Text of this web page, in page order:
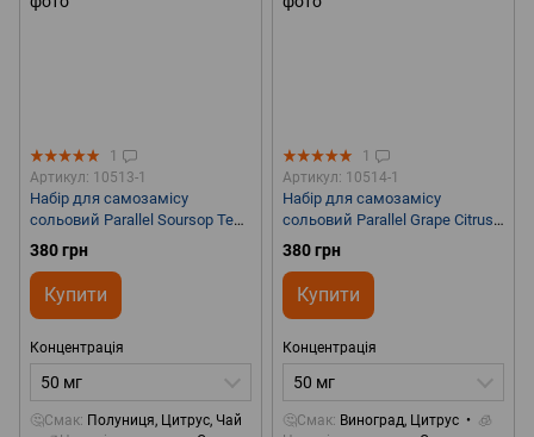
1
Артикул: 10513-1
Набір для самозамісу
сольовий Parallel Soursop Tea
30 ml 50 mg
380 грн
Купити
Концентрація
50 мг
🤔Смак Полуниця, Цитрус, Чай
1
Артикул: 10514-1
Набір для самозамісу
сольовий Parallel Grape Citrus
30 ml 50 mg
380 грн
Купити
Концентрація
50 мг
🤔Смак Виноград, Цитрус
🧊